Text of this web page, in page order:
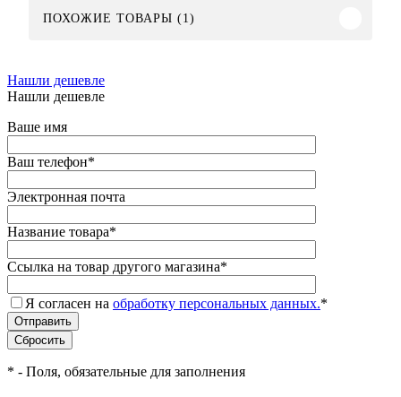
ПОХОЖИЕ ТОВАРЫ (1)
Нашли дешевле
Нашли дешевле
Ваше имя
Ваш телефон*
Электронная почта
Название товара*
Ссылка на товар другого магазина*
Я согласен на обработку персональных данных.*
* - Поля, обязательные для заполнения